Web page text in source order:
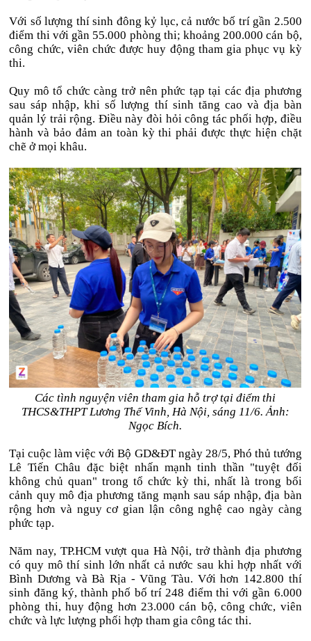
Với số lượng thí sinh đông kỷ lục, cả nước bố trí gần 2.500
điểm thi với gần 55.000 phòng thi; khoảng 200.000 cán bộ,
công chức, viên chức được huy động tham gia phục vụ kỳ
thi.
Quy mô tổ chức càng trở nên phức tạp tại các địa phương
sau sáp nhập, khi số lượng thí sinh tăng cao và địa bàn
quản lý trải rộng. Điều này đòi hỏi công tác phối hợp, điều
hành và bảo đảm an toàn kỳ thi phải được thực hiện chặt
chẽ ở mọi khâu.
Các tình nguyện viên tham gia hỗ trợ tại điểm thi
THCS&THPT Lương Thế Vinh, Hà Nội, sáng 11/6. Ảnh:
Ngọc Bích.
Tại cuộc làm việc với Bộ GD&ĐT ngày 28/5, Phó thủ tướng
Lê Tiến Châu đặc biệt nhấn mạnh tinh thần "tuyệt đối
không chủ quan" trong tổ chức kỳ thi, nhất là trong bối
cảnh quy mô địa phương tăng mạnh sau sáp nhập, địa bàn
rộng hơn và nguy cơ gian lận công nghệ cao ngày càng
phức tạp.
Năm nay, TP.HCM vượt qua Hà Nội, trở thành địa phương
có quy mô thí sinh lớn nhất cả nước sau khi hợp nhất với
Bình Dương và Bà Rịa - Vũng Tàu. Với hơn 142.800 thí
sinh đăng ký, thành phố bố trí 248 điểm thi với gần 6.000
phòng thi, huy động hơn 23.000 cán bộ, công chức, viên
chức và lực lượng phối hợp tham gia công tác thi.